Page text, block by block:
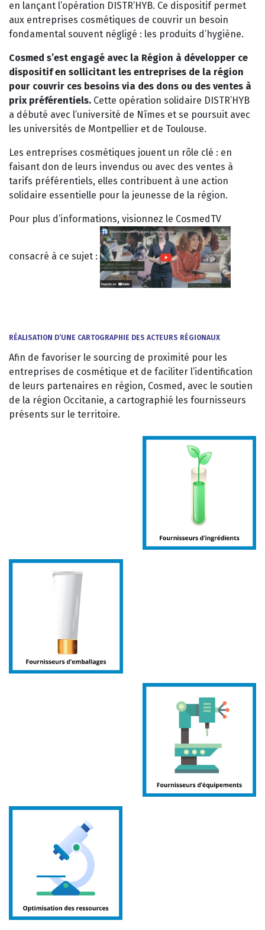
en lançant l’opération DISTR’HYB. Ce dispositif permet
aux entreprises cosmétiques de couvrir un besoin
fondamental souvent négligé : les produits d’hygiène.
Cosmed s’est engagé avec la Région à développer ce
dispositif en sollicitant les entreprises de la région
pour couvrir ces besoins via des dons ou des ventes à
prix préférentiels. Cette opération solidaire DISTR’HYB
a débuté avec l’université de Nîmes et se poursuit avec
les universités de Montpellier et de Toulouse.
Les entreprises cosmétiques jouent un rôle clé : en
faisant don de leurs invendus ou avec des ventes à
tarifs préférentiels, elles contribuent à une action
solidaire essentielle pour la jeunesse de la région.
Pour plus d’informations, visionnez le CosmedTV
consacré à ce sujet :
RÉALISATION D’UNE CARTOGRAPHIE DES ACTEURS RÉGIONAUX
Afin de favoriser le sourcing de proximité pour les
entreprises de cosmétique et de faciliter l’identification
de leurs partenaires en région, Cosmed, avec le soutien
de la région Occitanie, a cartographié les fournisseurs
présents sur le territoire.